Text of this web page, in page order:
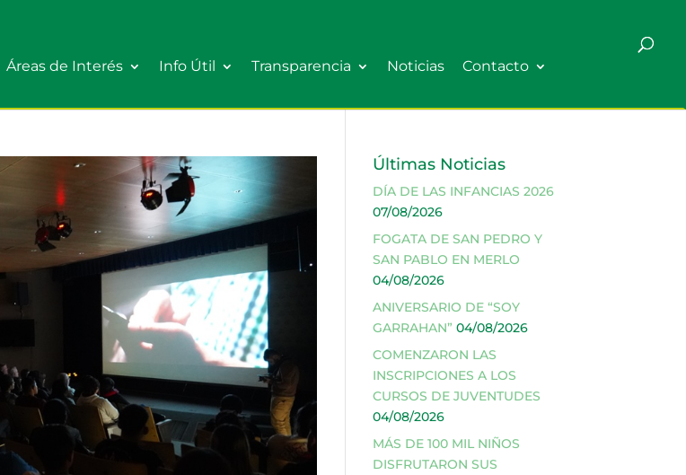
Áreas de Interés Info Útil Transparencia Noticias Contacto
Últimas Noticias
DÍA DE LAS INFANCIAS 2026
07/08/2026
FOGATA DE SAN PEDRO Y
SAN PABLO EN MERLO
04/08/2026
ANIVERSARIO DE “SOY
GARRAHAN” 04/08/2026
COMENZARON LAS
INSCRIPCIONES A LOS
CURSOS DE JUVENTUDES
04/08/2026
MÁS DE 100 MIL NIÑOS
DISFRUTARON SUS